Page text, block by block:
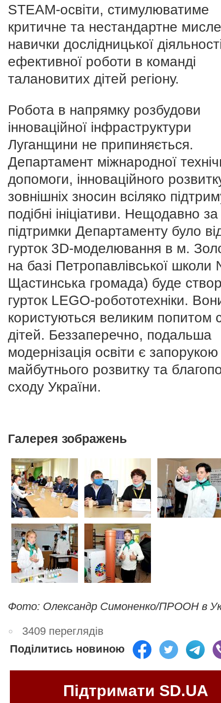
STEAM-освіти, стимулюватиме
критичне та нестандартне
навички дослідницької
ефективної роботи в команді
талановитих дітей регіону.
Робота в напрямку розбудови
інноваційної інфраструктури
Луганщини не припиняється.
Департамент міжнародної
допомоги, інноваційного
зовнішніх зносин всіляко
подібні ініціативи. Нещодавно за
підтримки Департаменту було
гурток 3D-моделювання в м.
на базі Петропавлівської
Щастинська громада) буде
гурток LEGO-робототехніки.
користуються великим попитом
дітей. Беззаперечно, подальша
модернізація освіти є запорукою
майбутнього розвитку та
сходу України.
Галерея зображень
Фото: Олександр Симоненко/ПРООН в
3409 переглядів
Поділитись новиною
Підтримати SD.UA